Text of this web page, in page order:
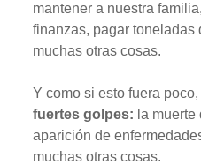
mantener a nuestra
finanzas, pagar toneladas
muchas otras cosas.
Y como si esto fuera poco,
fuertes golpes: la
aparición de
muchas otras cosas.